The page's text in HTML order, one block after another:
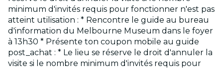
minimum d'invités requis pour fonctionner n'est pas
atteint utilisation : * Rencontre le guide au bureau
d'information du Melbourne Museum dans le foyer
à 13h30 * Présente ton coupon mobile au guide
post_achat : * Le lieu se réserve le droit d'annuler la
visite si le nombre minimum d'invités requis pour